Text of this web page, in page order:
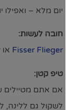
יום מלא – ואפילו
חובה לעשות:
Fisser Fliegerאו Murmliwasser – תלוי בגיל הילדים
טיפ קטן:
אם אתם מטיילים
לשקול גם ללינה,